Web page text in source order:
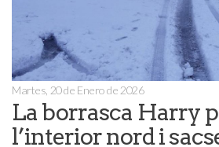
Martes, 20 de Enero de 2026
La borrasca Harry
l’interior nord i